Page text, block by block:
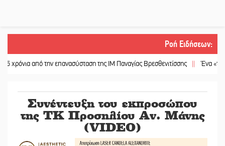
Ροή Ειδήσεων:
την επανασύσταση της ΙΜ Παναγίας Βρεσθενιτίσσης || Ένα «ταξίδι»
Συνέντευξη του εκπροσώπου
της ΤΚ Προσηλίου Αν. Μάνης
(VIDEO)